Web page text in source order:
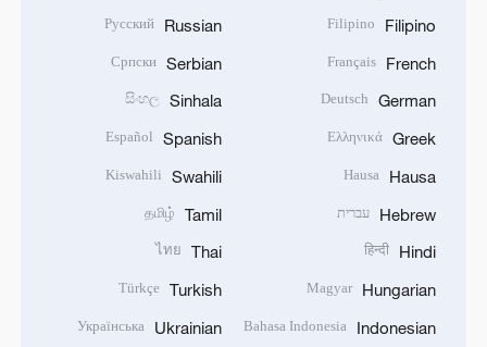
Filipino
Filipino
French
Français
German
Deutsch
Greek
Ελληνικά
Hausa
Hausa
Hebrew עברית
Hindi
हिन्दी
Hungarian
Magyar
Indonesian
Bahasa Indonesia
Russian
Русский
Serbian
Српски
Sinhala
සිංහල
Spanish
Español
Swahili
Kiswahili
Tamil
தமிழ்
Thai
ไทย
Turkish
Türkçe
Ukrainian
Українська